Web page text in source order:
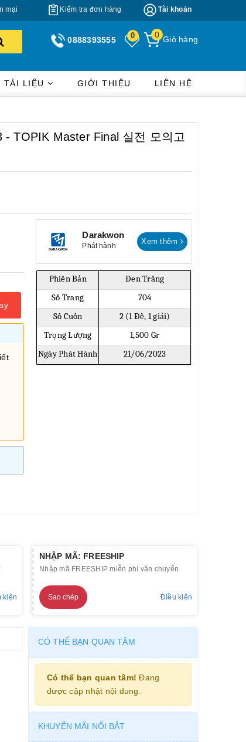
Tài khoản
Kiểm tra đơn hàng
mại
Giỏ hàng
0
0
0888393555
TÀI LIỆU GIỚI THIỆU LIÊN HỆ
TOPIK Master Final 실전 모의고
Darakwon
Phát hành Xem thêm
Phiên Bản
Đen Trắng
Số Trang
704
Số Cuốn
2 (1 Đề, 1 giải)
Trọng Lượng
1,500 Gr
Ngày Phát Hành
21/06/2023
kiện
NHẬP MÃ: FREESHIP
Nhập mã FREESHIP miễn phí vận chuyển
Sao chép Điều kiện
CÓ THỂ BẠN QUAN TÂM
Có thể bạn quan tâm! Đang
được cập nhật nội dung.
KHUYẾN MÃI NỔI BẬT